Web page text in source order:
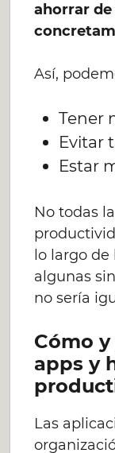
ahorrar de
Así,
Tener
Evitar
Estar
No todas
lo largo
algunas
no sería
Cómo
apps y
Las